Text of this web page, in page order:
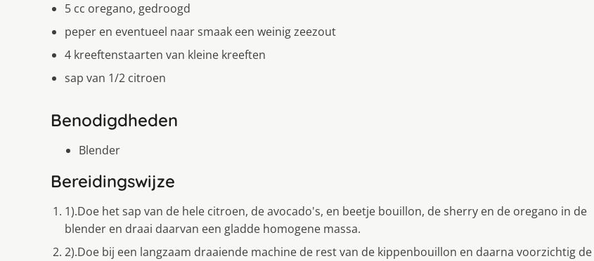
5 cc oregano, gedroogd
peper en eventueel naar smaak een weinig zeezout
4 kreeftenstaarten van kleine kreeften
sap van 1/2 citroen
Benodigdheden
Blender
Bereidingswijze
1).Doe het sap van de hele citroen, de avocado's, en beetje bouillon, de sherry en de oregano in de
blender en draai daarvan een gladde homogene massa.
2).Doe bij een langzaam draaiende machine de rest van de kippenbouillon en daarna voorzichtig de